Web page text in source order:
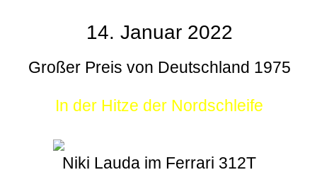
14. Januar 2022
Großer Preis von Deutschland 1975
In der Hitze der Nordschleife
Niki Lauda im Ferrari 312T